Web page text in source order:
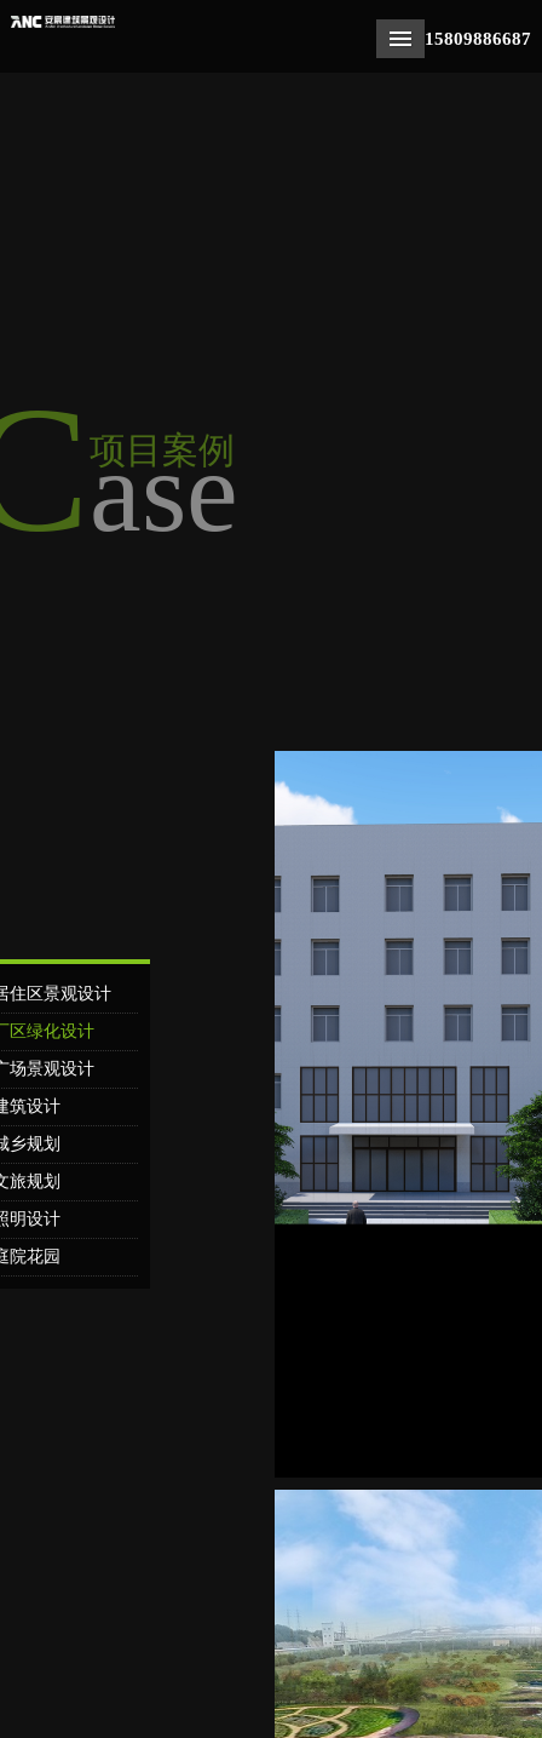
15809886687
项目案例
ase
住区景观设计
区绿化设计
场景观设计
筑设计
乡规划
旅规划
明设计
院花园